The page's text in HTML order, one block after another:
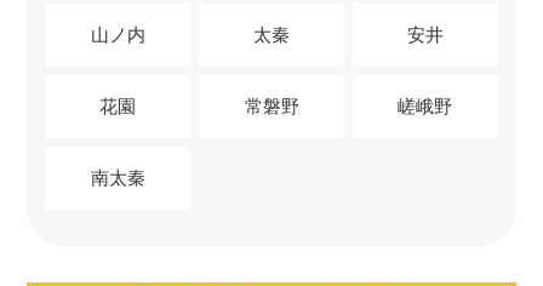
山ノ内 太秦 安井
花園 常磐野 嵯峨野
南太秦